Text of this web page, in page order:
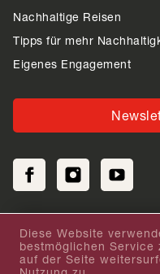
Nachhaltige Reisen
Tipps für mehr
Eigenes Engagement
Feedback zu
Diese Website
bestmöglichen Service
auf der Seite